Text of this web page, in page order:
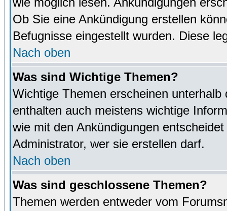
Ob Sie eine Ankündigung erstellen
Befugnisse eingestellt wurden. Diese
Nach oben
Was sind Wichtige Themen?
Wichtige Themen erscheinen
enthalten auch meistens wichtige
wie mit den Ankündigungen
Administrator, wer sie erstellen darf.
Nach oben
Was sind geschlossene Themen?
Themen werden entweder vom